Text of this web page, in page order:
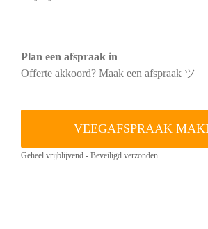
Plan een afspraak in
Offerte akkoord? Maak een afspraak ツ
VEEGAFSPRAAK
Geheel vrijblijvend - Beveiligd verzonden